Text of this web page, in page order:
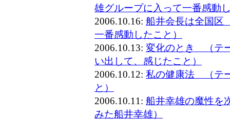
雄グループに入って一番感動
2006.10.16: 船井会長は全国区
一番感動したこと）
2006.10.13: 変化のとき （テ
い出して、感じたこと）
2006.10.12: 私の健康法 （テ
と）
2006.10.11: 船井幸雄の魔性を
みた船井幸雄）